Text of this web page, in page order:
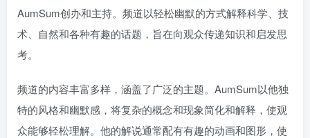
AumSum创办和主持。频道以轻松幽默的方式解释科学、技
术、自然和各种有趣的话题，旨在向观众传递知识和启发思
考。
频道的内容丰富多样，涵盖了广泛的主题。AumSum以他独
特的风格和幽默感，将复杂的概念和现象简化和解释，使观
众能够轻松理解。他的解说通常配有有趣的动画和图形，使